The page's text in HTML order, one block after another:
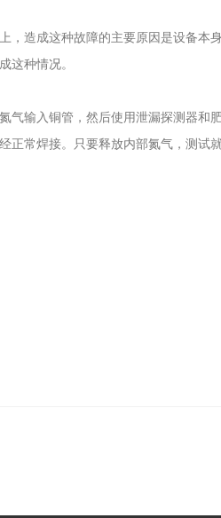
造成这种故障的主要原因是设备本
这种情况。
输入铜管，然后使用泄漏探测器和
常焊接。只要释放内部氮气，测试